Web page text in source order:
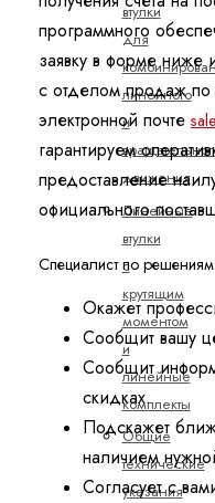
втулки
для
линейного
и
движения
Линейные
втулки
с
крутящим
моментом
и
линейные
комплекты
Общие
технические
указания
программного
заявку в форме ниже
с отделом продаж по
электронной почте
гарантируем
предоставление
официального
Специалист по
Окажет
Сообщит вашу
Сообщит
скидках.
Подскажет
наличием
Согласует с